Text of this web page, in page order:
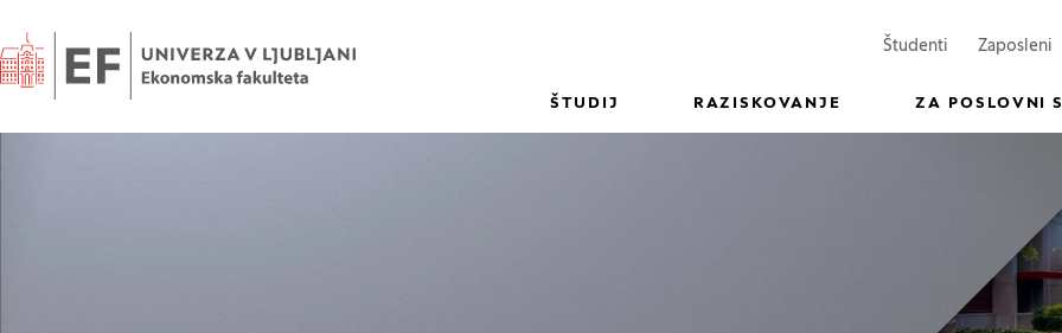
Domov Študenti (Odpre se v
Zaposleni
ŠTUDIJ RAZISKOVANJE ZA POSLOVNI